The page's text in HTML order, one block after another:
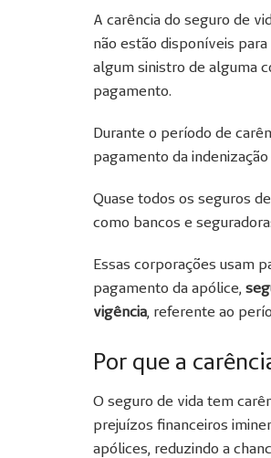
A carência do seguro de
não estão disponíveis
algum sinistro de alguma
pagamento.
Durante o período de
pagamento da
Quase todos os seguros
como bancos e
Essas corporações usam
pagamento da apólice,
vigência, referente ao
Por que a
O seguro de vida tem
prejuízos financeiros
apólices, reduzindo a